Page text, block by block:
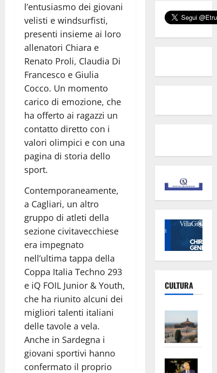
l’entusiasmo dei giovani
velisti e windsurfisti,
presenti insieme ai loro
allenatori Chiara e
Renato Proli, Claudia Di
Francesco e Giulia
Cocco. Un momento
carico di emozione, che
ha offerto ai ragazzi un
contatto diretto con i
valori olimpici e con una
pagina di storia dello
sport.
Contemporaneamente,
a Cagliari, un altro
gruppo di atleti della
sezione civitavecchiese
era impegnato
nell’ultima tappa della
Coppa Italia Techno 293
e iQ FOIL Junior & Youth,
che ha riunito alcuni dei
migliori talenti italiani
delle tavole a vela.
Anche in Sardegna i
giovani sportivi hanno
confermato il proprio
CULTURA